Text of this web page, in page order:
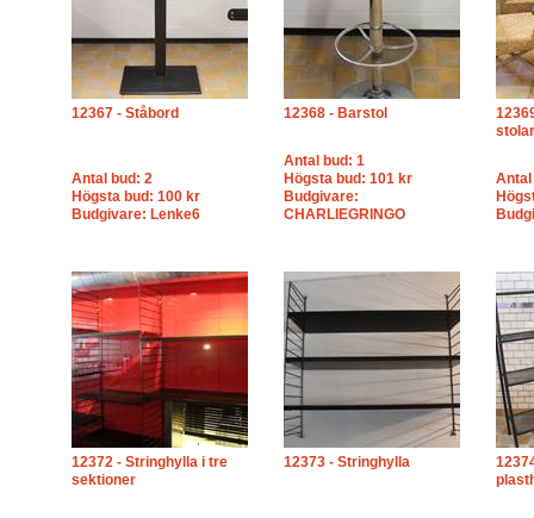
12367 - Ståbord
Antal bud: 2
Högsta bud: 100 kr
Budgivare: Lenke6
12368 - Barstol
Antal bud: 1
Högsta bud: 101 kr
Budgivare:
CHARLIEGRINGO
Antal
12372 - Stringhylla i tre
sektioner
12373 - Stringhylla